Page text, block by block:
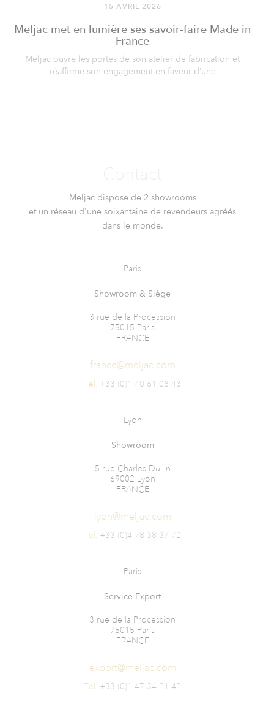
15 AVRIL 2026
Meljac met en lumière ses savoir-faire Made in
France
Meljac ouvre les portes de son atelier de fabrication et
réaffirme son engagement en faveur d’une
Contact
Meljac dispose de 2 showrooms
et un réseau d'une soixantaine de revendeurs agréés
dans le monde.
Paris
Showroom & Siège
3 rue de la Procession
75015 Paris
FRANCE
france@meljac.com
Tel. +33 (0)1 40 61 08 43
Lyon
Showroom
5 rue Charles Dullin
69002 Lyon
FRANCE
lyon@meljac.com
Tel. +33 (0)4 78 38 37 72
Paris
Service Export
3 rue de la Procession
75015 Paris
FRANCE
export@meljac.com
Tel. +33 (0)1 47 34 21 42